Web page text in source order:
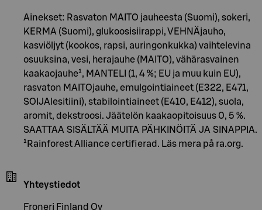
Ainekset: Rasvaton MAITO jauheesta (Suomi), sokeri,
KERMA (Suomi), glukoosisiirappi, VEHNÄjauho,
kasviöljyt (kookos, rapsi, auringonkukka) vaihtelevina
osuuksina, vesi, herajauhe (MAITO), vähärasvainen
kaakaojauhe¹, MANTELI (1, 4 %; EU ja muu kuin EU),
rasvaton MAITOjauhe, emulgointiaineet (E322, E471,
SOIJAlesitiini), stabilointiaineet (E410, E412), suola,
aromit, dekstroosi. Jäätelön kaakaopitoisuus 0, 5 %.
SAATTAA SISÄLTÄÄ MUITA PÄHKINÖITÄ JA SINAPPIA.
¹Rainforest Alliance certifierad. Läs mera på ra.org.
Yhteystiedot
Froneri Finland Oy